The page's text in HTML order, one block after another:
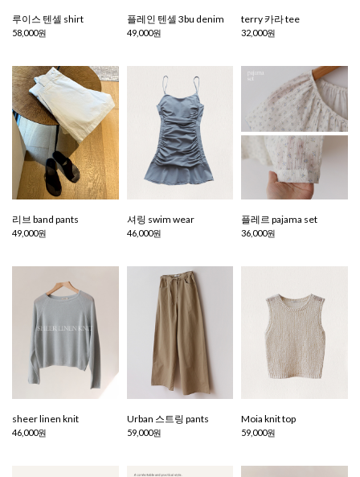
루이스 텐셀 shirt
58,000원
플레인 텐셀 3bu denim
49,000원
terry 카라 tee
32,000원
리브 band pants
49,000원
셔링 swim wear
46,000원
플레르 pajama set
36,000원
sheer linen knit
46,000원
Urban 스트링 pants
59,000원
Moia knit top
59,000원